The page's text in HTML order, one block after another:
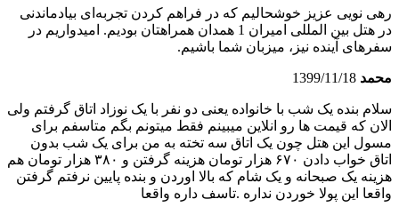
رهی نویی عزیز خوشحالیم که در فراهم کردن تجربه‌ای بیادماندنی
در هتل بین المللی امیران 1 همدان همراهتان بودیم. امیدواریم در
سفرهای آینده نیز، میزبان شما باشیم.
محمد 1399/11/18
سلام بنده یک شب با خانواده یعنی دو نفر با یک نوزاد اتاق گرفتم ولی
الان که قیمت ها رو انلاین میبینم فقط میتونم بگم متاسفم برای
مسول این هتل چون یک اتاق سه تخته به من برای یک شب بدون
اتاق خواب دادن ۶۷۰ هزار تومان هزینه گرفتن و ۳۸۰ هزار تومان هم
هزینه یک صبحانه و یک شام که بالا اوردن و بنده پایین نرفتم گرفتن
واقعا این پولا خوردن نداره .تاسف داره واقعا